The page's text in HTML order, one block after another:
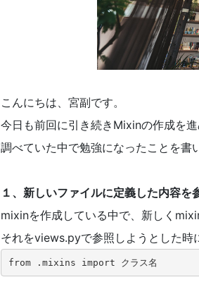
こんにちは、宮副です。
今日も前回に引き続きMixinの作成を進
調べていた中で勉強になったことを書
１、新しいファイルに定義した内容を
mixinを作成している中で、新しく
それをviews.pyで参照しようとした時
from .mixins import クラス名